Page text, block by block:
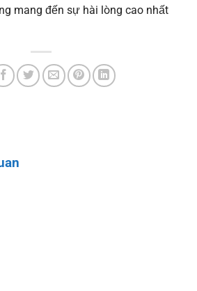
mang đến sự hài lòng cao nhất